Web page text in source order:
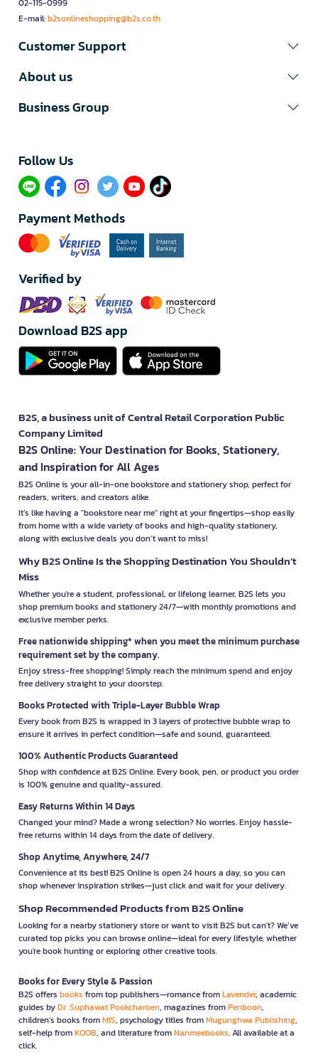
02-115-0999
E-mail:b2sonlineshopping@b2s.co.th
Customer Support
About us
Business Group
Follow Us​
Payment Methods
Verified by
Download B2S app
B2S, a business unit of Central Retail Corporation Public
Company Limited
B2S Online: Your Destination for Books, Stationery,
and Inspiration for All Ages
B2S Online is your all-in-one bookstore and stationery shop, perfect for
readers, writers, and creators alike.
It’s like having a "bookstore near me" right at your fingertips—shop easily
from home with a wide variety of books and high-quality stationery,
along with exclusive deals you don’t want to miss!
Why B2S Online Is the Shopping Destination You Shouldn’t
Miss
Whether you're a student, professional, or lifelong learner, B2S lets you
shop premium books and stationery 24/7—with monthly promotions and
exclusive member perks.
Free nationwide shipping* when you meet the minimum purchase
requirement set by the company.
Enjoy stress-free shopping! Simply reach the minimum spend and enjoy
free delivery straight to your doorstep.
Books Protected with Triple-Layer Bubble Wrap
Every book from B2S is wrapped in 3 layers of protective bubble wrap to
ensure it arrives in perfect condition—safe and sound, guaranteed.
100% Authentic Products Guaranteed
Shop with confidence at B2S Online. Every book, pen, or product you order
is 100% genuine and quality-assured.
Easy Returns Within 14 Days
Changed your mind? Made a wrong selection? No worries. Enjoy hassle-
free returns within 14 days from the date of delivery.
Shop Anytime, Anywhere, 24/7
Convenience at its best! B2S Online is open 24 hours a day, so you can
shop whenever inspiration strikes—just click and wait for your delivery.
Shop Recommended Products from B2S Online
Looking for a nearby stationery store or want to visit B2S but can't? We’ve
curated top picks you can browse online—ideal for every lifestyle, whether
you're book hunting or exploring other creative tools.
Books for Every Style & Passion
B2S offers books from top publishers—romance fromLavender, academic
guides byDr. Suphawat Pookcharoen, magazines fromPenboon,
children’s books fromMIS, psychology titles fromMugunghwa Publishing,
self-help fromKOOB, and literature fromNanmeebooks. All available at a
click.